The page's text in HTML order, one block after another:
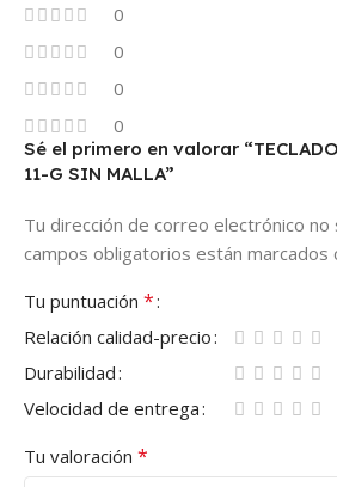
0
0
0
0
Sé el primero en valorar
11-G SIN MALLA”
Tu dirección de correo electrónico no
campos obligatorios están marcados
Tu puntuación *
Relación calidad-precio
Durabilidad
Velocidad de entrega
Tu valoración *